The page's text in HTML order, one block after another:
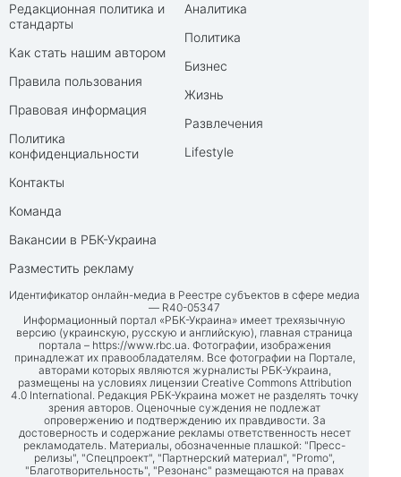
Редакционная политика и
стандарты
Как стать нашим автором
Правила пользования
Правовая информация
Политика
конфиденциальности
Контакты
Команда
Вакансии в РБК-Украина
Разместить рекламу
Аналитика
Политика
Бизнес
Жизнь
Развлечения
Lifestyle
Идентификатор онлайн-медиа в Реестре субъектов в сфере медиа
— R40-05347
Информационный портал «РБК-Украина» имеет трехязычную
версию (украинскую, русскую и английскую), главная страница
портала – https://www.rbc.ua. Фотографии, изображения
принадлежат их правообладателям. Все фотографии на Портале,
авторами которых являются журналисты РБК-Украина,
размещены на условиях лицензии Creative Commons Attribution
4.0 International. Редакция РБК-Украина может не разделять точку
зрения авторов. Оценочные суждения не подлежат
опровержению и подтверждению их правдивости. За
достоверность и содержание рекламы ответственность несет
рекламодатель. Материалы, обозначенные плашкой: "Пресс-
релизы", "Спецпроект", "Партнерский материал", "Promo",
"Благотворительность", "Резонанс" размещаются на правах